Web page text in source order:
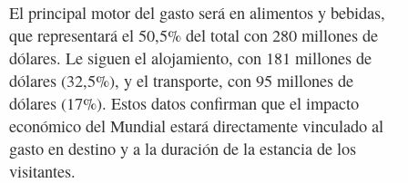
El principal motor del gasto será en alimentos y bebidas,
que representará el 50,5% del total con 280 millones de
dólares. Le siguen el alojamiento, con 181 millones de
dólares (32,5%), y el transporte, con 95 millones de
dólares (17%). Estos datos confirman que el impacto
económico del Mundial estará directamente vinculado al
gasto en destino y a la duración de la estancia de los
visitantes.